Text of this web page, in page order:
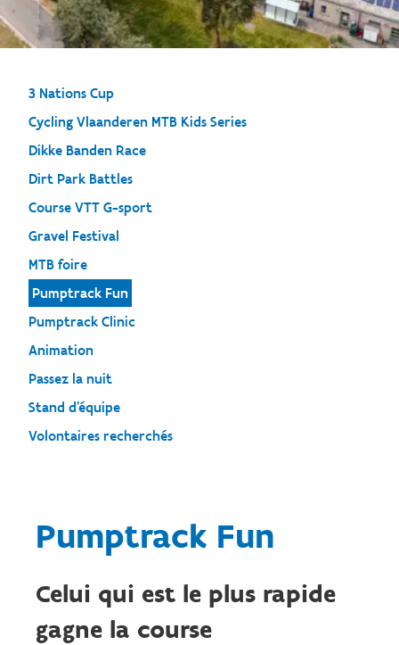
3 Nations Cup
Cycling Vlaanderen MTB Kids Series
Dikke Banden Race
Dirt Park Battles
Course VTT G-sport
Gravel Festival
MTB foire
Pumptrack Fun
Pumptrack Clinic
Animation
Passez la nuit
Stand d'équipe
Volontaires recherchés
Pumptrack Fun
Celui qui est le plus rapide
gagne la course